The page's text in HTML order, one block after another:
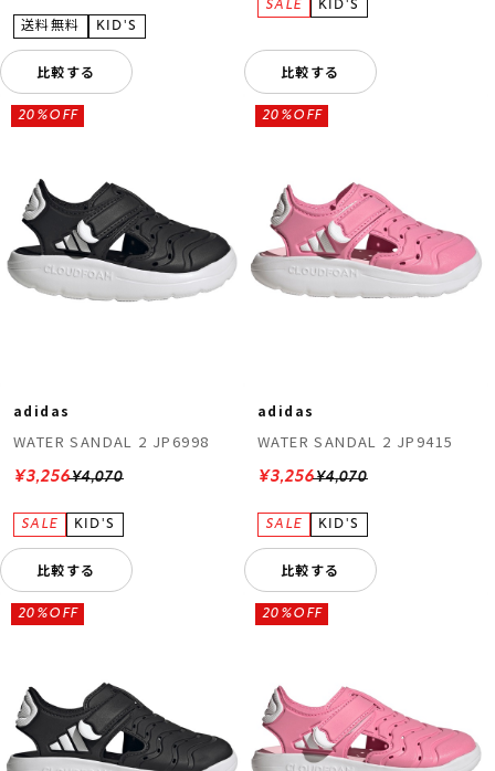
比較する 比較する
adidas
WATER SANDAL 2 JP6998
¥4,070
20%OFF
¥3,256
比較する
adidas
WATER SANDAL 2 JP9415
¥4,070
20%OFF
¥3,256
比較する
20%OFF 20%OFF